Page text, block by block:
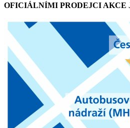
OFICIÁLNÍMI PRODEJCI AKCE